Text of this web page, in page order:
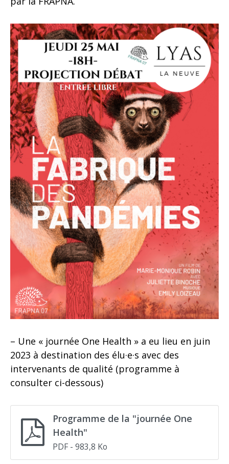
– Une « journée One Health » a eu lieu en juin
2023 à destination des élu·e·s avec des
intervenants de qualité (programme à
consulter ci-dessous)
Programme de la "journée One
Health"
PDF - 983,8 Ko